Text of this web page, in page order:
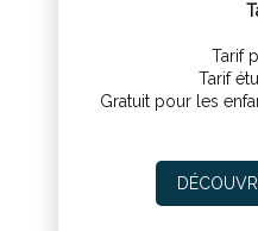
Tarif
Tarif
Gratuit pour les